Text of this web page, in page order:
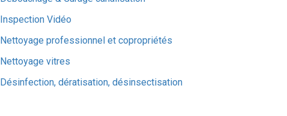
Inspection Vidéo
Nettoyage professionnel et copropriétés
Nettoyage vitres
Désinfection, dératisation, désinsectisation